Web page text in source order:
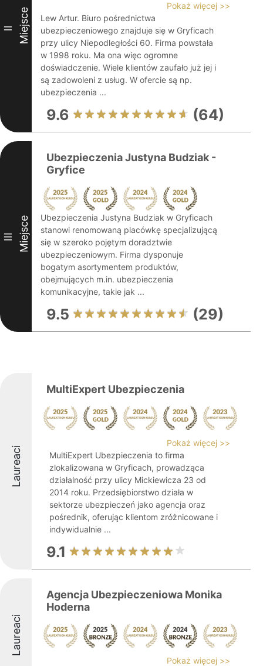
II Miejsce
Pokaż więcej >>
Lew Artur. Biuro pośrednictwa
ubezpieczeniowego znajduje się w Gryficach
przy ulicy Niepodległości 60. Firma powstała
w 1998 roku. Ma ona więc ogromne
doświadczenie. Wiele klientów zaufało już jej i
są zadowoleni z usług. W ofercie są np.
ubezpieczenia ...
9.6 (64)
III Miejsce
Ubezpieczenia Justyna Budziak -
Gryfice
Ubezpieczenia Justyna Budziak w Gryficach
stanowi renomowaną placówkę specjalizującą
się w szeroko pojętym doradztwie
ubezpieczeniowym. Firma dysponuje
bogatym asortymentem produktów,
obejmujących m.in. ubezpieczenia
komunikacyjne, takie jak ...
9.5 (29)
Laureaci
MultiExpert Ubezpieczenia
Pokaż więcej >>
MultiExpert Ubezpieczenia to firma
zlokalizowana w Gryficach, prowadząca
działalność przy ulicy Mickiewicza 23 od
2014 roku. Przedsiębiorstwo działa w
sektorze ubezpieczeń jako agencja oraz
pośrednik, oferując klientom zróżnicowane i
indywidualnie ...
9.1
Laureaci
Agencja Ubezpieczeniowa Monika
Hoderna
Pokaż więcej >>